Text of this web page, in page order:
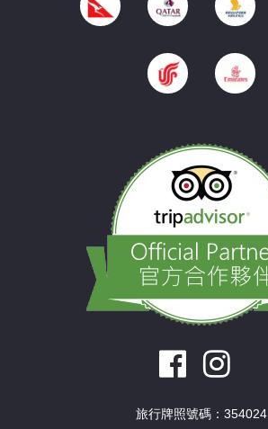
旅行牌照號碼：354024